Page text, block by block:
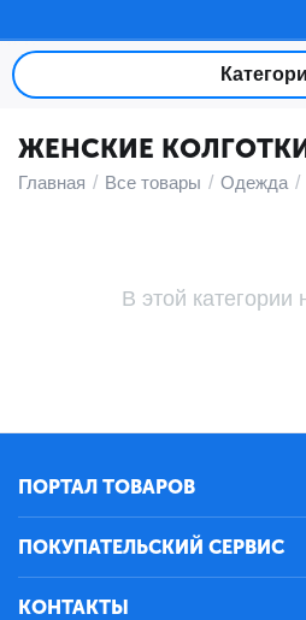
ЖЕНСКИЕ
Главная / Все товары / Одежда /
В этой категории
ПОРТАЛ ТОВАРОВ
ПОКУПАТЕЛЬСКИЙ СЕРВИС
КОНТАКТЫ